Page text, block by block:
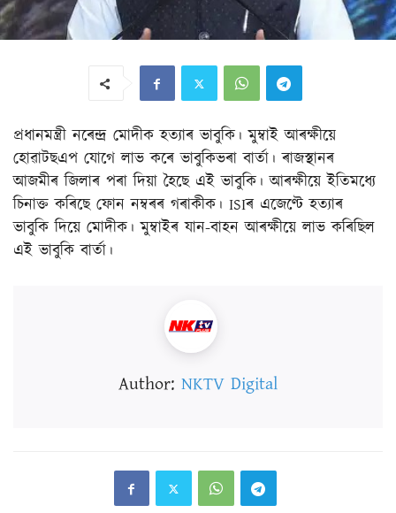
প্ৰধানমন্ত্ৰী নৰেন্দ্ৰ মোদীক হত্যাৰ ভাবুকি। মুম্বাই আৰক্ষীয়ে
হোৱাটছএপ যোগে লাভ কৰে ভাবুকিভৰা বাৰ্তা। ৰাজস্থানৰ
আজমীৰ জিলাৰ পৰা দিয়া হৈছে এই ভাবুকি। আৰক্ষীয়ে ইতিমধ্যে
চিনাক্ত কৰিছে ফোন নম্বৰৰ গৰাকীক। ISIৰ এজেণ্টে হত্যাৰ
ভাবুকি দিয়ে মোদীক। মুম্বাইৰ যান-বাহন আৰক্ষীয়ে লাভ কৰিছিল
এই ভাবুকি বাৰ্তা।
Author: NKTV Digital